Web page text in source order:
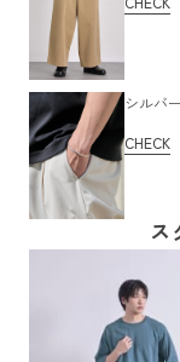
シルバ
CHECK
ス